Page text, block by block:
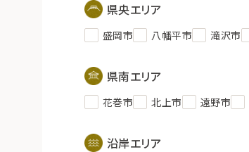
県央エリア
盛岡市 八幡平市 滝沢市
県南エリア
花巻市 北上市 遠野市
沿岸エリア